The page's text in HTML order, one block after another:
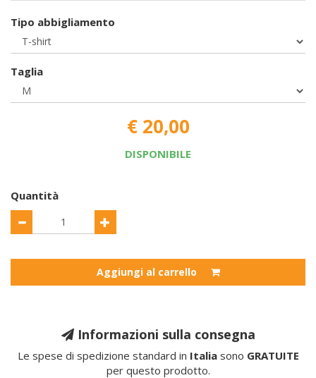
Tipo abbigliamento
Taglia
€ 20,00
DISPONIBILE
Quantità
Aggiungi al carrello
Informazioni sulla consegna
Le spese di spedizione standard in Italiasono GRATUITE
per questo prodotto.